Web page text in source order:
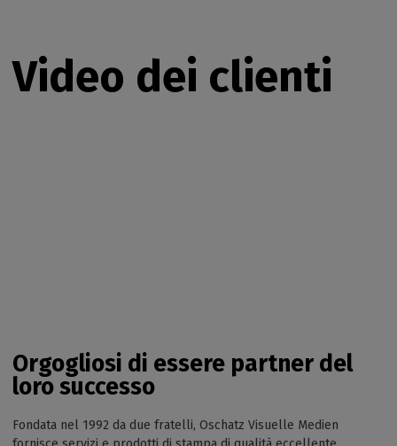
Video dei clienti
Orgogliosi di essere partner del
loro successo
Fondata nel 1992 da due fratelli, Oschatz Visuelle Medien